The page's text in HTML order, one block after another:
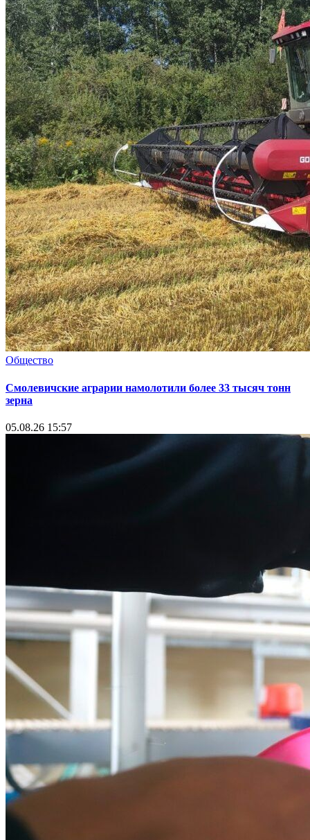
Общество
Смолевичские аграрии намолотили более 33 тысяч тонн
зерна
05.08.26 15:57